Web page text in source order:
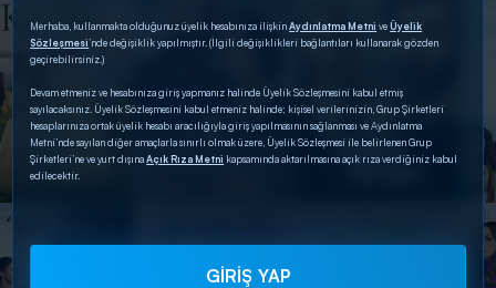
DİĞER SONUÇLAR
Merhaba, kullanmakta olduğunuz üyelik hesabınıza ilişkinAydınlatma Metni veÜyelik
Sözleşmesi’nde değişiklik yapılmıştır. (İlgili değişiklikleri bağlantıları kullanarak gözden
geçirebilirsiniz.)
Devam etmeniz ve hesabınıza giriş yapmanız halinde Üyelik Sözleşmesini kabul etmiş
sayılacaksınız. Üyelik Sözleşmesini kabul etmeniz halinde; kişisel verilerinizin, Grup Şirketleri
hesaplarınıza ortak üyelik hesabı aracılığıyla giriş yapılmasının sağlanması ve Aydınlatma
Metni’nde sayılan diğer amaçlarla sınırlı olmak üzere, Üyelik Sözleşmesi ile belirlenen Grup
Şirketleri’ne ve yurt dışınaAçık Rıza Metni kapsamında aktarılmasına açık rıza verdiğiniz kabul
edilecektir.
GİRİŞ YAP